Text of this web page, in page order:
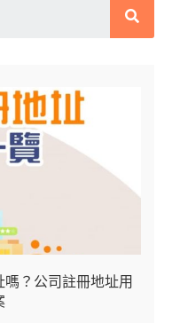
？公司註冊地址用